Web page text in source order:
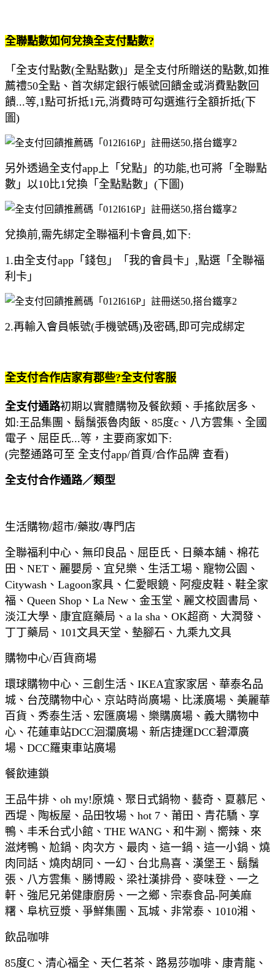
全聯點數如何兌換全支付點數?
「全支付點數(全點點數)」是全支付所贈送的點數,如推
薦禮50全點、首次綁定銀行帳號回饋金或消費點數回
饋...等,1點可折抵1元,消費時可勾選進行全額折抵(下
圖)
另外透過全支付app上「兌點」的功能,也可將「全聯點
數」以10比1兌換「全點點數」(下圖)
兌換前,需先綁定全聯福利卡會員,如下:
1.由全支付app「錢包」「我的會員卡」,點選「全聯福
利卡」
2.再輸入會員帳號(手機號碼)及密碼,即可完成綁定
全支付合作店家有郡些?全支付客服
全支付通路初期以實體購物及餐飲類、手搖飲居多、
如:王品集團、鬍鬚張魯肉飯、85度c、八方雲集、全國
電子、屈臣氏...等，主要商家如下:
(完整通路可至 全支付app/首頁/合作品牌 查看)
全支付合作通路／類型
生活購物/超市/藥妝/專門店
全聯福利中心、無印良品、屈臣氏、日藥本舖、棉花
田、NET、麗嬰房、宜兒樂、生活工場、寵物公園、
Citywash、Lagoon家具、仁愛眼鏡、阿瘦皮鞋、鞋全家
福、Queen Shop、La New、金玉堂、麗文校園書局、
淡江大學、康宜庭藥局、a la sha、OK超商、大潤發、
丁丁藥局、101文具天堂、墊腳石、九乘九文具
購物中心/百貨商場
環球購物中心、三創生活、IKEA宜家家居、華泰名品
城、台茂購物中心、京站時尚廣場、比漾廣場、美麗華
百貨、秀泰生活、宏匯廣場、樂購廣場、義大購物中
心、花蓮車站DCC洄瀾廣場、新店捷運DCC碧潭廣
場、DCC羅東車站廣場
餐飲連鎖
王品牛排、oh my!原燒、聚日式鍋物、藝奇、夏慕尼、
西堤、陶板屋、品田牧場、hot 7、莆田、青花驕、享
鴨、丰禾台式小館、THE WANG、和牛涮、嚮辣、來
滋烤鴨、尬鍋、肉次方、最肉、這一鍋、這一小鍋、燒
肉同話、燒肉胡同、一幻、台北鳥喜、漢堡王、鬍鬚
張、八方雲集、勝博殿、梁社漢排骨、麥味登、一之
軒、強尼兄弟健康廚房、一之鄉、宗泰食品-阿美麻
糬、阜杭豆漿、爭鮮集團、瓦城、非常泰、1010湘、
飲品咖啡
85度C、清心福全、天仁茗茶、路易莎咖啡、康青龍、